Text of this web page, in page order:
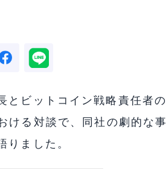
とビットコイン戦略責任者
る対談で、同社の劇的な
りました。